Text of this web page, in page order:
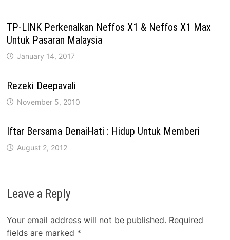
TP-LINK Perkenalkan Neffos X1 & Neffos X1 Max
Untuk Pasaran Malaysia
January 14, 2017
Rezeki Deepavali
November 5, 2010
Iftar Bersama DenaiHati : Hidup Untuk Memberi
August 2, 2012
Leave a Reply
Your email address will not be published. Required
fields are marked *